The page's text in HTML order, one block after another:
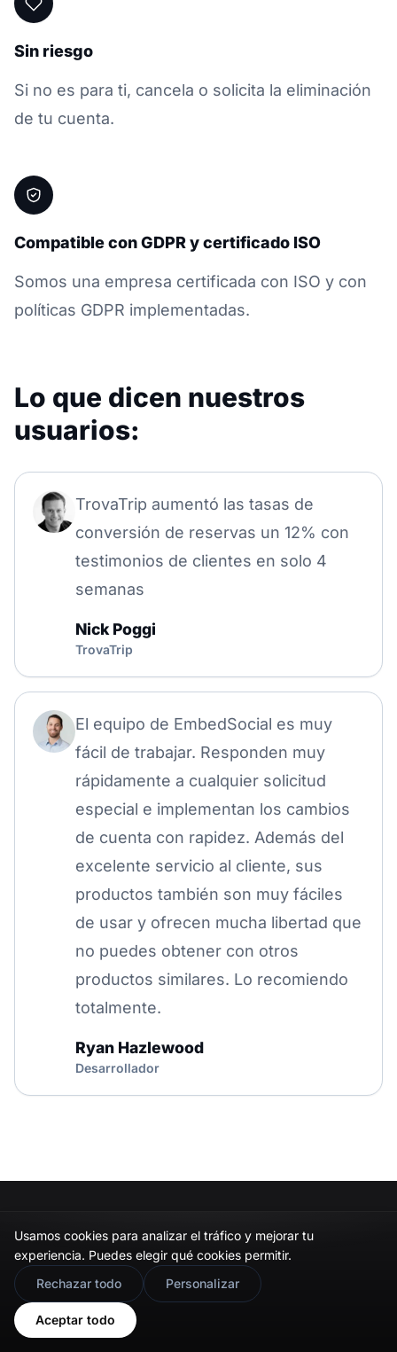
Sin riesgo
Si no es para ti, cancela o solicita la eliminación
de tu cuenta.
Compatible con GDPR y certificado ISO
Somos una empresa certificada con ISO y con
políticas GDPR implementadas.
Lo que dicen nuestros
usuarios:
TrovaTrip aumentó las tasas de
conversión de reservas un 12% con
testimonios de clientes en solo 4
semanas
Nick Poggi
TrovaTrip
El equipo de EmbedSocial es muy
fácil de trabajar. Responden muy
rápidamente a cualquier solicitud
especial e implementan los cambios
de cuenta con rapidez. Además del
excelente servicio al cliente, sus
productos también son muy fáciles
de usar y ofrecen mucha libertad que
no puedes obtener con otros
productos similares. Lo recomiendo
totalmente.
Ryan Hazlewood
Desarrollador
La herramienta de vibe-coding para widgets
UGC. Diseña, integra y publica feeds sociales en
Usamos cookies para analizar el tráfico y mejorar tu
experiencia. Puedes elegir qué cookies permitir.
Rechazar todo
Personalizar
Aceptar todo
🇬🇧 Would you prefer this site in English?
View in English